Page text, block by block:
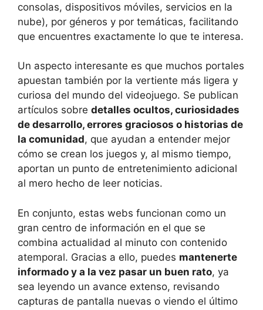
consolas, dispositivos móviles, servicios en la
nube), por géneros y por temáticas, facilitando
que encuentres exactamente lo que te interesa.
Un aspecto interesante es que muchos portales
apuestan también por la vertiente más ligera y
curiosa del mundo del videojuego. Se publican
artículos sobre detalles ocultos, curiosidades
de desarrollo, errores graciosos o historias de
la comunidad, que ayudan a entender mejor
cómo se crean los juegos y, al mismo tiempo,
aportan un punto de entretenimiento adicional
al mero hecho de leer noticias.
En conjunto, estas webs funcionan como un
gran centro de información en el que se
combina actualidad al minuto con contenido
atemporal. Gracias a ello, puedes mantenerte
informado y a la vez pasar un buen rato, ya
sea leyendo un avance extenso, revisando
capturas de pantalla nuevas o viendo el último